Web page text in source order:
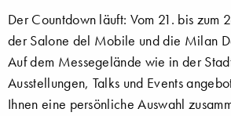
Der Countdown läuft: Vom 21. bis
der Salone del Mobile und die Milan
Auf dem Messegelände wie in der
Ausstellungen, Talks und Events
Ihnen eine persönliche Auswahl